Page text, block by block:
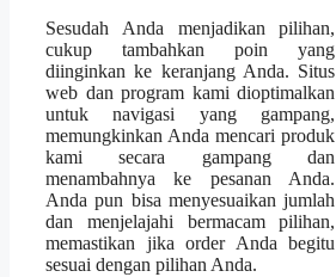
Sesudah Anda menjadikan pilihan,
cukup tambahkan poin yang
diinginkan ke keranjang Anda. Situs
web dan program kami dioptimalkan
untuk navigasi yang gampang,
memungkinkan Anda mencari produk
kami secara gampang dan
menambahnya ke pesanan Anda.
Anda pun bisa menyesuaikan jumlah
dan menjelajahi bermacam pilihan,
memastikan jika order Anda begitu
sesuai dengan pilihan Anda.